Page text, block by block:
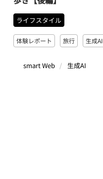
ライフスタイル
体験レポート 旅行 生成AI
smart Web 生成AI